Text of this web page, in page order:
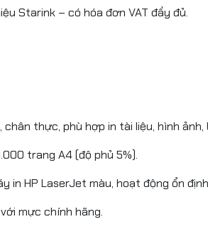
Starink – có hóa đơn VAT đầy đủ.
thực, phù hợp in tài liệu, hình ảnh,
trang A4 (độ phủ 5%).
in HP LaserJet màu, hoạt động ổn
mực chính hãng.
Thương hiệu: Starink –
Phù hợp: Văn phòng,
🖨️ Máy in tương thích